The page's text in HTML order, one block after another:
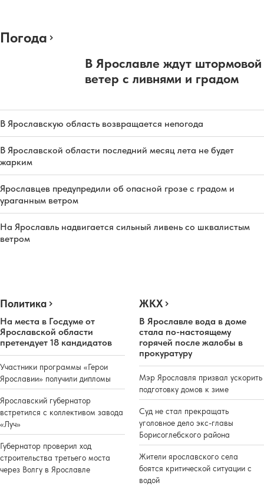
Погода
В Ярославле ждут штормовой
ветер с ливнями и градом
В Ярославскую область возвращается непогода
В Ярославской области последний месяц лета не будет
жарким
Ярославцев предупредили об опасной грозе с градом и
ураганным ветром
На Ярославль надвигается сильный ливень со шквалистым
ветром
Политика
На места в Госдуме от
Ярославской области
претендует 18 кандидатов
Участники программы «Герои
Ярославии» получили дипломы
Ярославский губернатор
встретился с коллективом завода
«Луч»
Губернатор проверил ход
строительства третьего моста
через Волгу в Ярославле
ЖКХ
В Ярославле вода в доме
стала по-настоящему
горячей после жалобы в
прокуратуру
Мэр Ярославля призвал ускорить
подготовку домов к зиме
Суд не стал прекращать
уголовное дело экс-главы
Борисоглебского района
Жители ярославского села
боятся критической ситуации с
водой